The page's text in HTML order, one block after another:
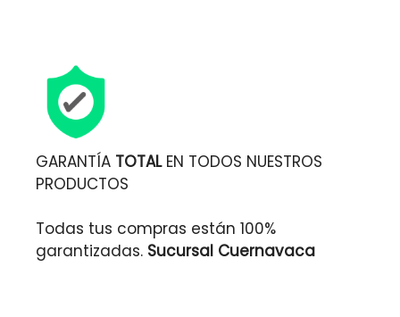
GARANTÍA TOTALEN TODOS NUESTROS
PRODUCTOS
Todas tus compras están 100%
garantizadas. Sucursal Cuernavaca